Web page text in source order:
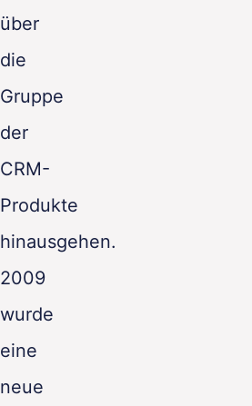
über
die
Gruppe
der
CRM-
Produkte
hinausgehen.
2009
wurde
eine
neue